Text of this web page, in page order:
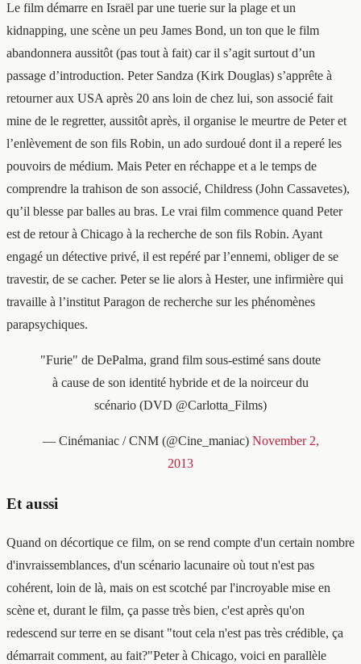
Le film démarre en Israël par une tuerie sur la plage et un
kidnapping, une scène un peu James Bond, un ton que le film
abandonnera aussitôt (pas tout à fait) car il s’agit surtout d’un
passage d’introduction. Peter Sandza (Kirk Douglas) s’apprête à
retourner aux USA après 20 ans loin de chez lui, son associé fait
mine de le regretter, aussitôt après, il organise le meurtre de Peter et
l’enlèvement de son fils Robin, un ado surdoué dont il a reperé les
pouvoirs de médium. Mais Peter en réchappe et a le temps de
comprendre la trahison de son associé, Childress (John Cassavetes),
qu’il blesse par balles au bras. Le vrai film commence quand Peter
est de retour à Chicago à la recherche de son fils Robin. Ayant
engagé un détective privé, il est repéré par l’ennemi, obliger de se
travestir, de se cacher. Peter se lie alors à Hester, une infirmière qui
travaille à l’institut Paragon de recherche sur les phénomènes
parapsychiques.
"Furie" de DePalma, grand film sous-estimé sans doute
à cause de son identité hybride et de la noirceur du
scénario (DVD @Carlotta_Films)
— Cinémaniac / CNM (@Cine_maniac) November 2,
2013
Et aussi
Quand on décortique ce film, on se rend compte d'un certain nombre
d'invraissemblances, d'un scénario lacunaire où tout n'est pas
cohérent, loin de là, mais on est scotché par l'incroyable mise en
scène et, durant le film, ça passe très bien, c'est après qu'on
redescend sur terre en se disant "tout cela n'est pas très crédible, ça
démarrait comment, au fait?"Peter à Chicago, voici en parallèle